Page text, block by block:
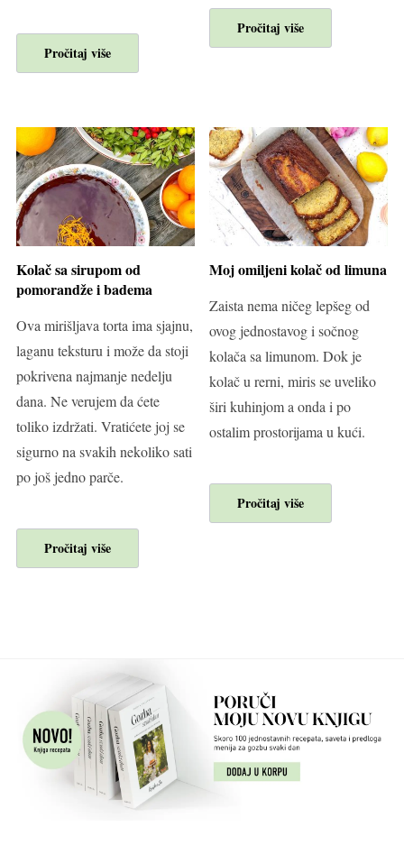
Pročitaj više
Pročitaj više
Kolač sa sirupom od
pomorandže i badema
Ova mirišljava torta ima sjajnu,
laganu teksturu i može da stoji
pokrivena najmanje nedelju
dana. Ne verujem da ćete
toliko izdržati. Vratićete joj se
sigurno na svakih nekoliko sati
po još jedno parče.
Pročitaj više
Moj omiljeni kolač od limuna
Zaista nema ničeg lepšeg od
ovog jednostavog i sočnog
kolača sa limunom. Dok je
kolač u rerni, miris se uveliko
širi kuhinjom a onda i po
ostalim prostorijama u kući.
Pročitaj više